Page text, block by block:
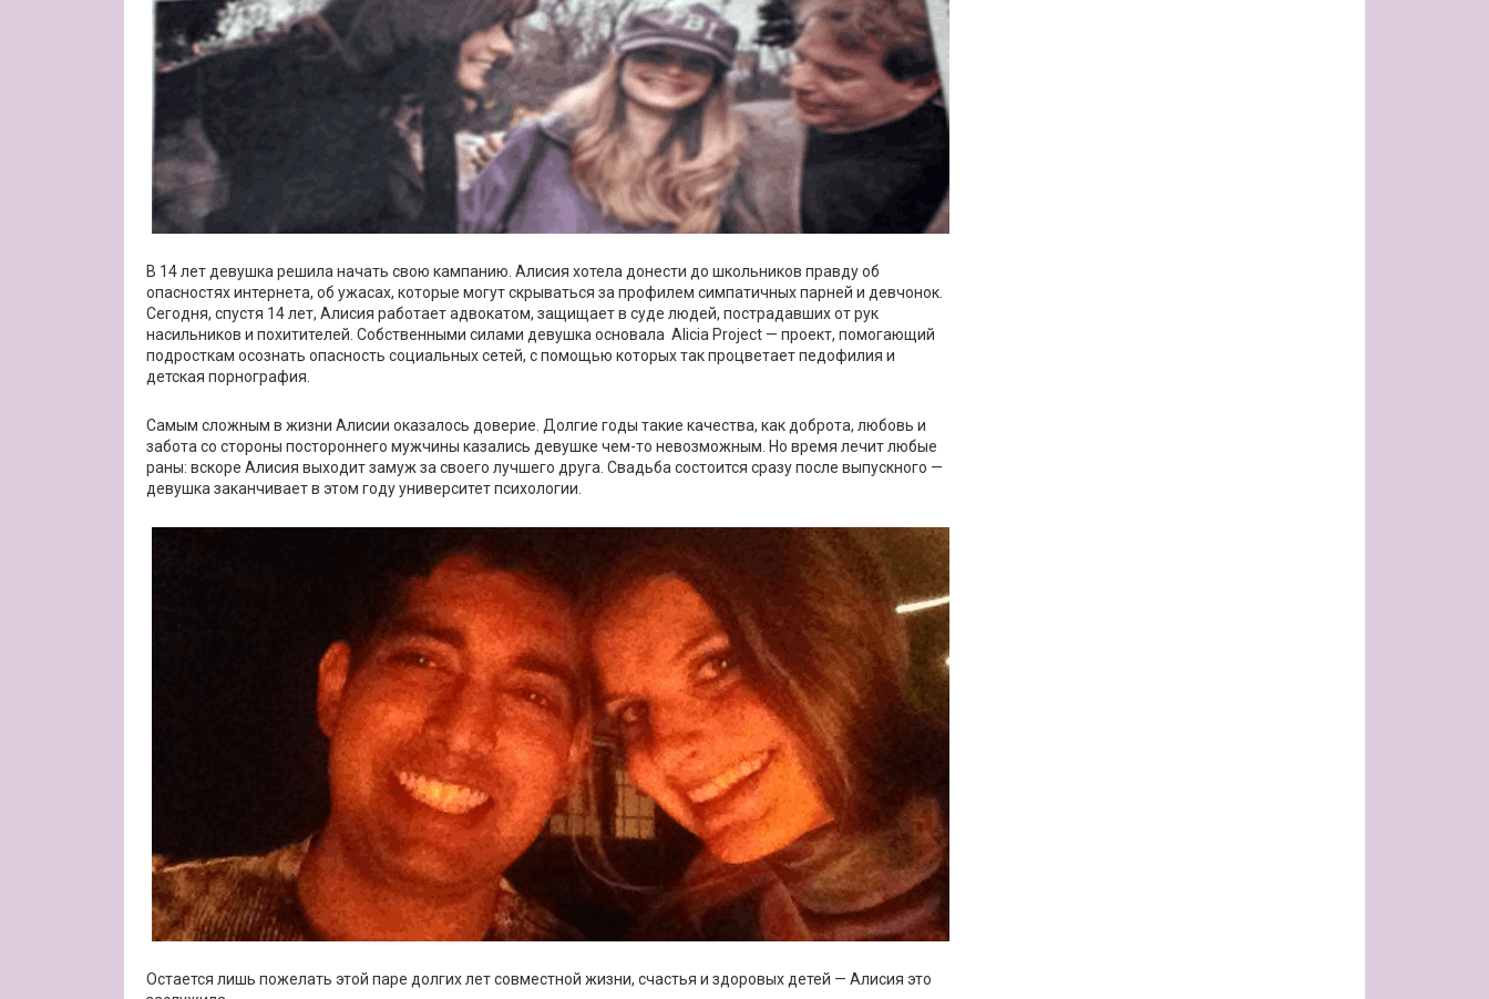
В 14 лет девушка решила начать свою кампанию. Алисия хотела донести до школьников правду об
опасностях интернета, об ужасах, которые могут скрываться за профилем симпатичных парней и девчонок.
Сегодня, спустя 14 лет, Алисия работает адвокатом, защищает в суде людей, пострадавших от рук
насильников и похитителей. Собственными силами девушка основала Alicia Project — проект, помогающий
подросткам осознать опасность социальных сетей, с помощью которых так процветает педофилия и
детская порнография.
Самым сложным в жизни Алисии оказалось доверие. Долгие годы такие качества, как доброта, любовь и
забота со стороны постороннего мужчины казались девушке чем-то невозможным. Но время лечит любые
раны: вскоре Алисия выходит замуж за своего лучшего друга. Свадьба состоится сразу после выпускного —
девушка заканчивает в этом году университет психологии.
Остается лишь пожелать этой паре долгих лет совместной жизни, счастья и здоровых детей — Алисия это